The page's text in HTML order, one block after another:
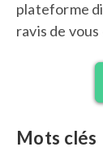
plateforme
ravis de
Mots clés